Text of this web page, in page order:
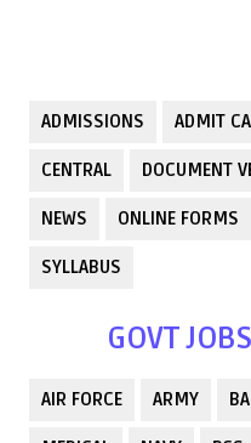
ADMISSIONS ADMIT
CENTRAL DOCUMENT
NEWS ONLINE FORMS
SYLLABUS
GOVT
AIR FORCE ARMY